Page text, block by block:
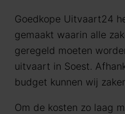
Goedkope Uitvaart24
gemaakt waarin alle
geregeld moeten
uitvaart in Soest.
budget kunnen wij
Om de kosten zo laag